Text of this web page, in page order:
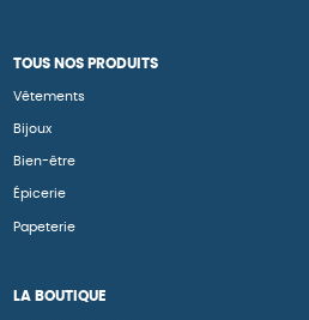
TOUS NOS PRODUITS
Vêtements
Bijoux
Bien-être
Épicerie
Papeterie
LA BOUTIQUE